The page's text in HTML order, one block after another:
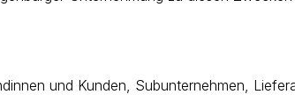
und Kunden, Subunternehmen,